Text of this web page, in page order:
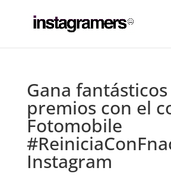
Gana fantásticos
premios con el
Fotomobile
Instagram